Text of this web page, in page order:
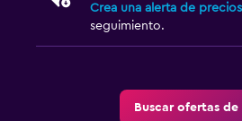
Crea una alerta de precios
seguimiento.
Buscar ofertas de